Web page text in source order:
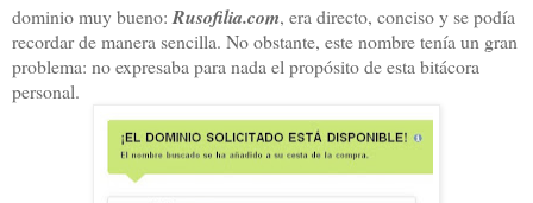
dominio muy bueno: Rusofilia.com, era directo, conciso y se podía
recordar de manera sencilla. No obstante, este nombre tenía un gran
problema: no expresaba para nada el propósito de esta bitácora
personal.